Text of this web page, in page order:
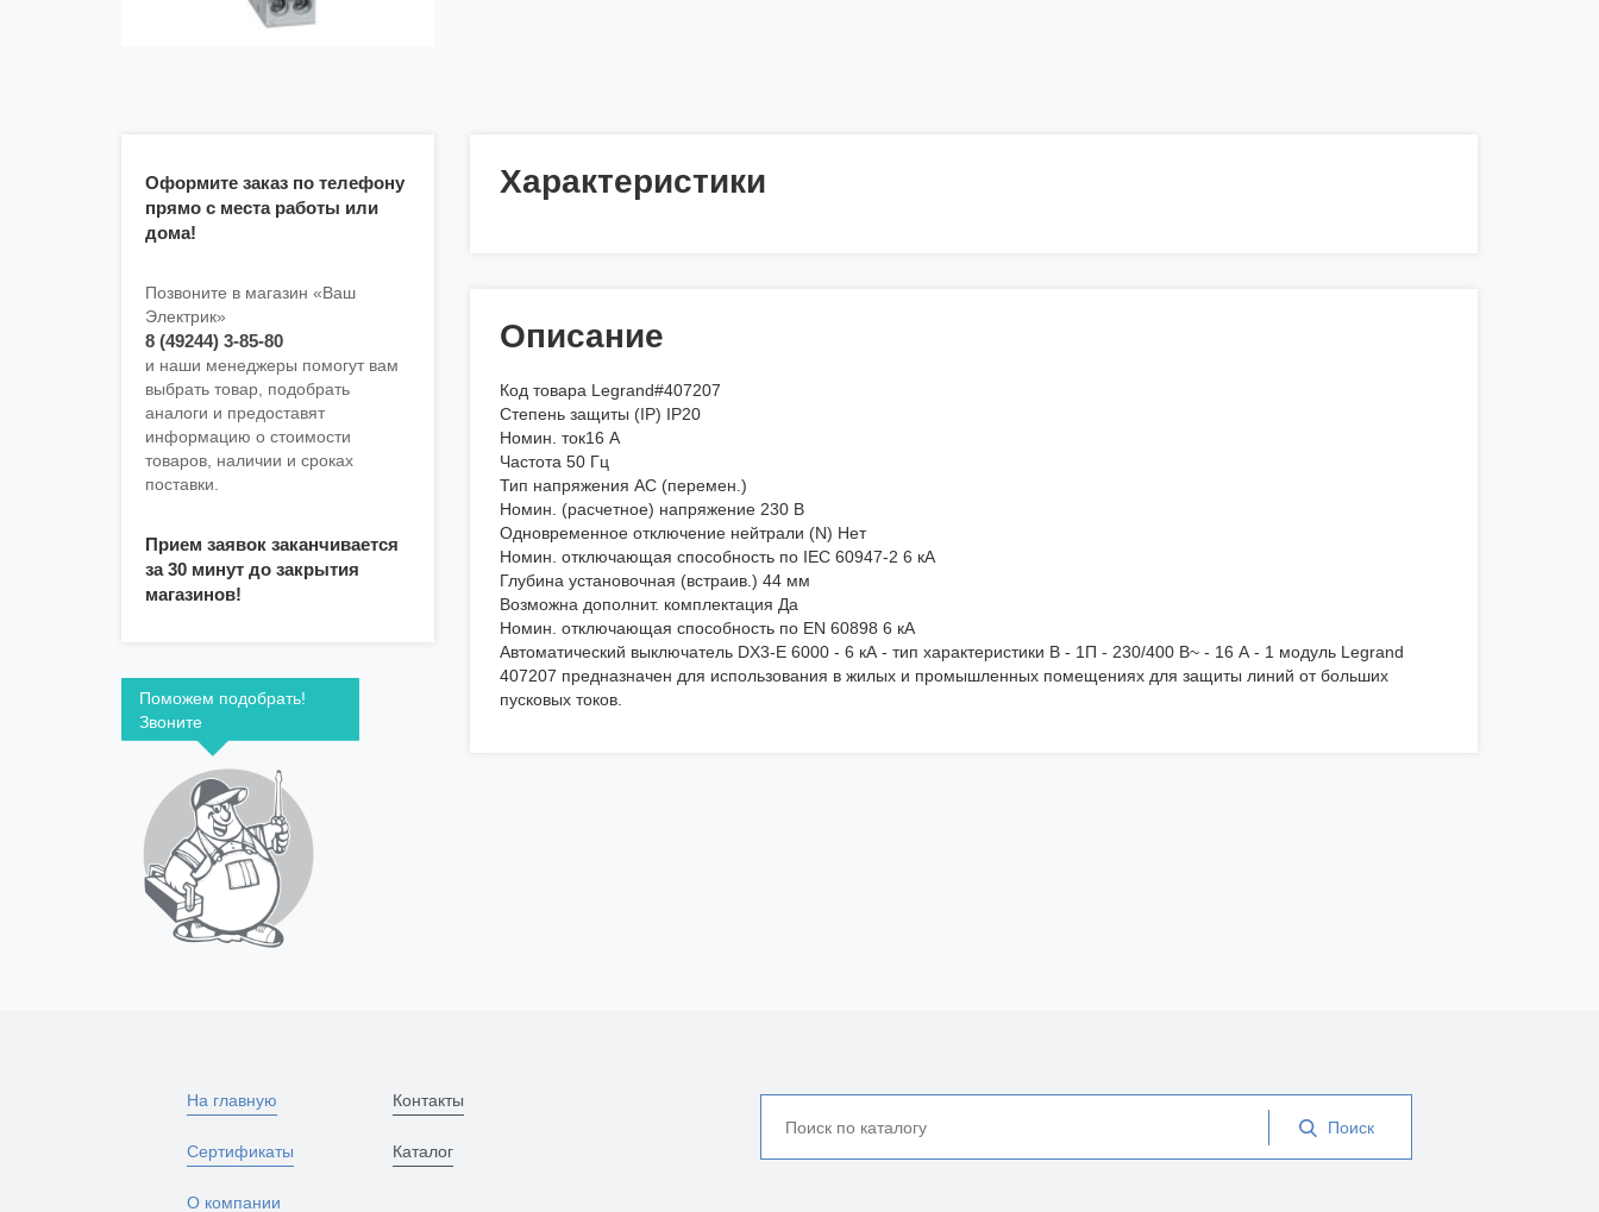
Оформите заказ по телефону
прямо с места работы или
дома!
Позвоните в магазин «Ваш
Электрик»
8 (49244) 3-85-80
и наши менеджеры помогут вам
выбрать товар, подобрать
аналоги и предоставят
информацию о стоимости
товаров, наличии и сроках
поставки.
Прием заявок заканчивается
за 30 минут до закрытия
магазинов!
Поможем подобрать!
Звоните
Характеристики
Описание
Код товара Legrand#407207
Степень защиты (IP) IP20
Номин. ток16 А
Частота 50 Гц
Тип напряжения AC (перемен.)
Номин. (расчетное) напряжение 230 В
Одновременное отключение нейтрали (N) Нет
Номин. отключающая способность по IEC 60947-2 6 кА
Глубина установочная (встраив.) 44 мм
Возможна дополнит. комплектация Да
Номин. отключающая способность по EN 60898 6 кА
Автоматический выключатель DX3-E 6000 - 6 кА - тип характеристики B - 1П - 230/400 В~ - 16 А - 1 модуль Legrand
407207 предназначен для использования в жилых и промышленных помещениях для защиты линий от больших
пусковых токов.
На главную
Сертификаты
О компании
Контакты
Каталог